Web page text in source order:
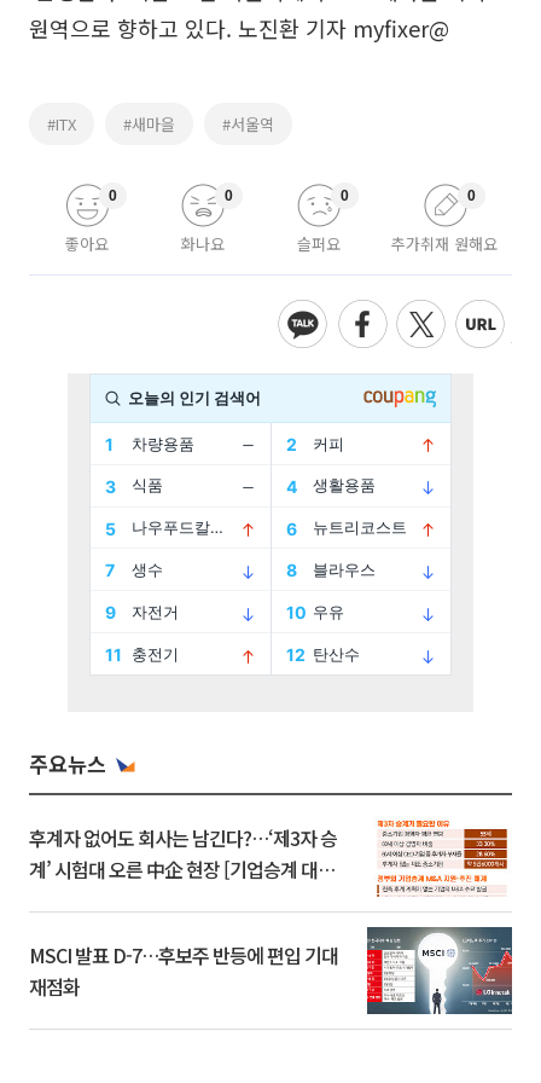
원역으로 향하고 있다. 노진환 기자 myfixer@
#ITX #새마을 #서울역
좋아요
0
화나요
0
슬퍼요
0
추가취재 원해요
0
주요뉴스
후계자 없어도 회사는 남긴다?…‘제3자 승
계’ 시험대 오른 中企 현장 [기업승계 대전
MSCI 발표 D-7…후보주 반등에 편입 기대
재점화